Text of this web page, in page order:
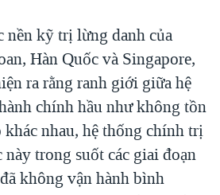
nền kỹ trị lừng danh của
Hàn Quốc và Singapore,
ra rằng ranh giới giữa hệ
chính hầu như không tồn
nhau, hệ thống chính trị
này trong suốt các giai đoạn
không vận hành bình